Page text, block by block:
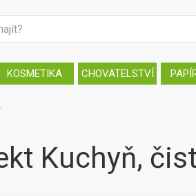
KOSMETIKA CHOVATELSTVÍ
Kuchyň,